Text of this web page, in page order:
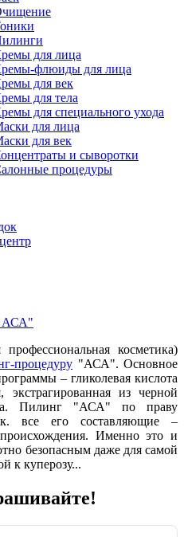
для лица
флюиды для лица
для век
для тела
для специального ухода
для лица
для век
и сыворотки
процедуры
АСА"
косметика)
процедуру "АСА". Основное
– гликолевая кислота
экстрагированная из черной
Пилинг "АСА" по праву
все его составляющие –
происхождения. Именно это и
безопасным даже для самой
к куперозу...